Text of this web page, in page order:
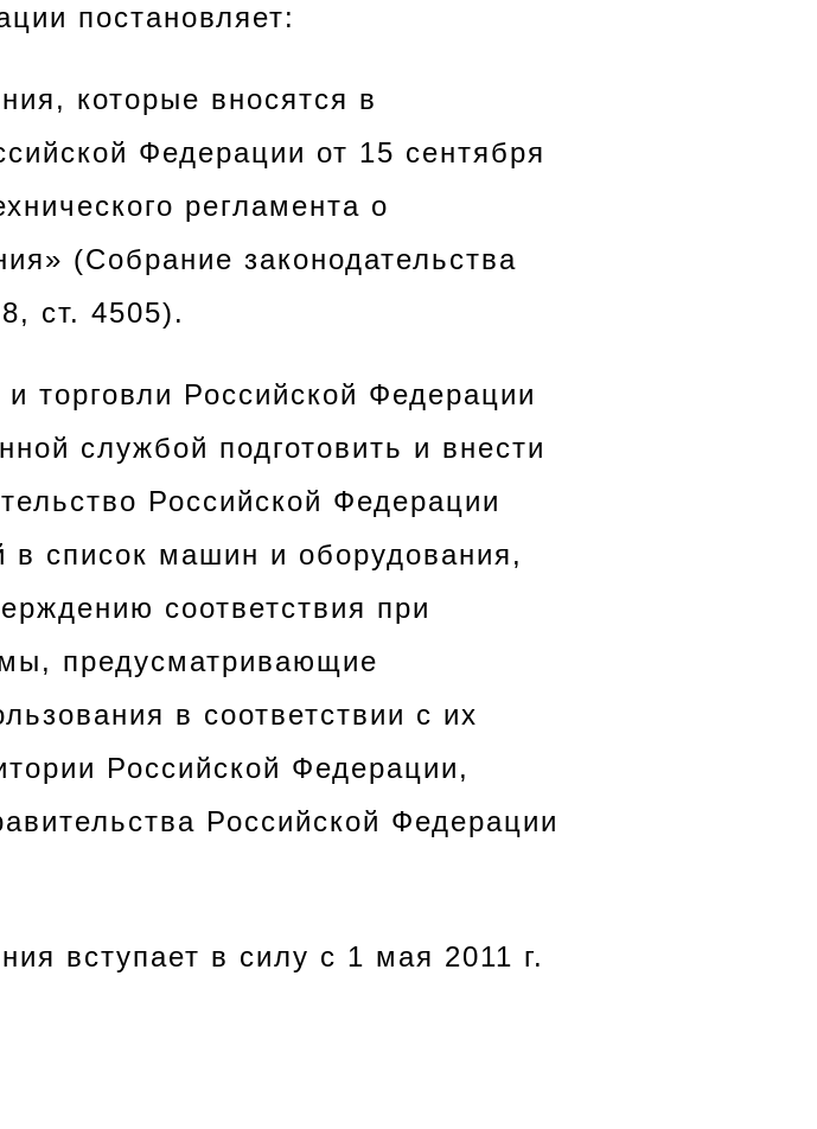
постановляет:
которые вносятся в
Федерации от 15 сентября
регламента о
(Собрание законодательства
ст. 4505).
торговли Российской Федерации
службой подготовить и внести
Российской Федерации
в список машин и оборудования,
соответствия при
предусматривающие
в соответствии с их
Российской Федерации,
Российской Федерации
вступает в силу с 1 мая 2011 г.